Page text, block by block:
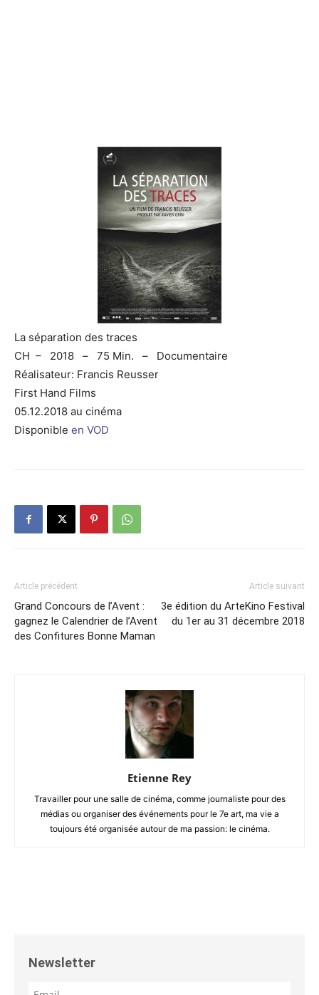
La séparation des traces
CH – 2018 – 75 Min. – Documentaire
Réalisateur: Francis Reusser
First Hand Films
05.12.2018 au cinéma
Disponible en VOD
Article précédent
Grand Concours de l’Avent :
gagnez le Calendrier de l’Avent
des Confitures Bonne Maman
Article suivant
3e édition du ArteKino Festival
du 1er au 31 décembre 2018
Etienne Rey
Travailler pour une salle de cinéma, comme journaliste pour des
médias ou organiser des événements pour le 7e art, ma vie a
toujours été organisée autour de ma passion: le cinéma.
Newsletter